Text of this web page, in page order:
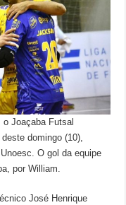
o Joaçaba Futsal
domingo (10),
O gol da equipe
por William.
José Henrique